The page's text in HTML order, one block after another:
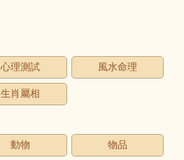
心理測試 風水命理
生肖屬相
動物 物品